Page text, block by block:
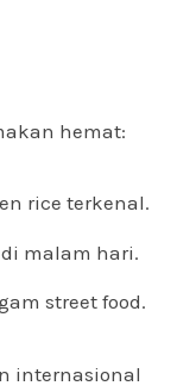
hemat:
rice terkenal.
malam hari.
street food.
internasional